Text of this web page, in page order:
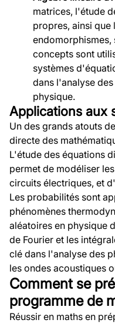
matrices, l'étude
propres, ainsi que
endomorphismes,
concepts sont
systèmes
dans l'analyse
physique.
Applications aux
Un des grands atouts
directe des
L'étude des équations
permet de modéliser
circuits électriques, et
Les probabilités sont
phénomènes
aléatoires en physique
de Fourier et les
clé dans l'analyse des
les ondes acoustiques
Comment se
programme de
Réussir en maths en